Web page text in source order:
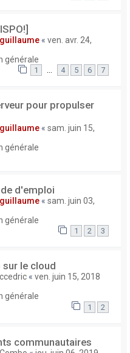
guillaume « ven. avr. 24,
générale
1 … 4 5 6 7
pour propulser
guillaume « sam. juin 15,
générale
d'emploi
guillaume « sam. juin 03,
générale
1 2 3
sur le cloud
ccedric « ven. juin 15, 2018
générale
1 2
communautaires